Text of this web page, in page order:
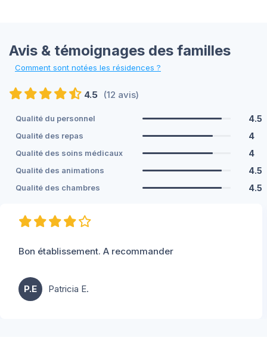
Avis & témoignages des familles
Comment sont notées les résidences ?
4.5 (12 avis)
Qualité du personnel 4.5
Qualité des repas 4
Qualité des soins médicaux 4
Qualité des animations 4.5
Qualité des chambres 4.5
Bon établissement. A recommander
P.E Patricia E.